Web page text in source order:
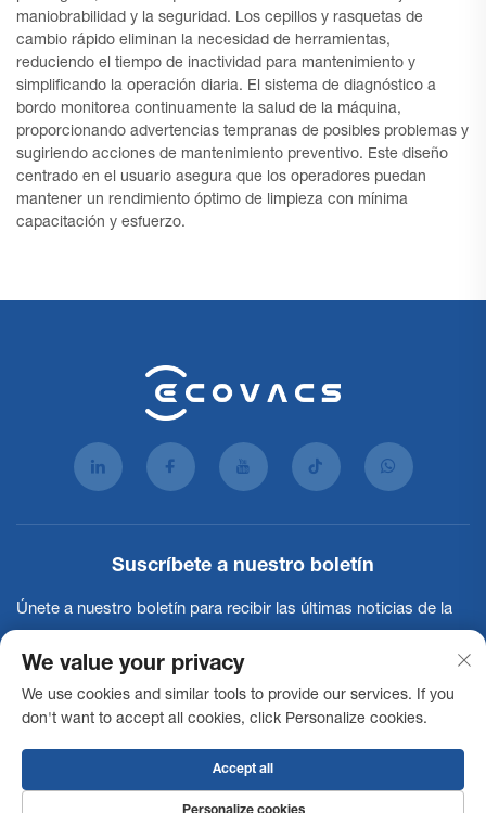
maniobrabilidad y la seguridad. Los cepillos y rasquetas de
cambio rápido eliminan la necesidad de herramientas,
reduciendo el tiempo de inactividad para mantenimiento y
simplificando la operación diaria. El sistema de diagnóstico a
bordo monitorea continuamente la salud de la máquina,
proporcionando advertencias tempranas de posibles problemas y
sugiriendo acciones de mantenimiento preventivo. Este diseño
centrado en el usuario asegura que los operadores puedan
mantener un rendimiento óptimo de limpieza con mínima
capacitación y esfuerzo.
Suscríbete a nuestro boletín
Únete a nuestro boletín para recibir las últimas noticias de la
Suscribirse
We value your privacy
We use cookies and similar tools to provide our services. If you
don't want to accept all cookies, click Personalize cookies.
Accept all